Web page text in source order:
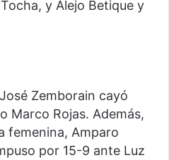
y Alejo Betique y
Zemborain cayó
Marco Rojas. Además,
femenina, Amparo
por 15-9 ante Luz